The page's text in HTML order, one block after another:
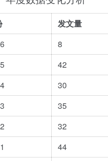
发文量
8
42
30
35
32
44